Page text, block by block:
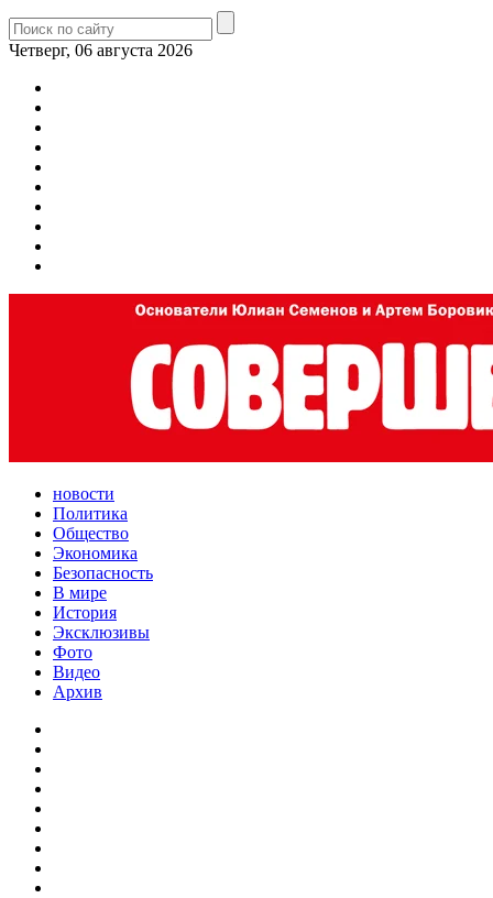
Четверг, 06 августа 2026
новости
Политика
Общество
Экономика
Безопасность
В мире
История
Эксклюзивы
Фото
Видео
Архив